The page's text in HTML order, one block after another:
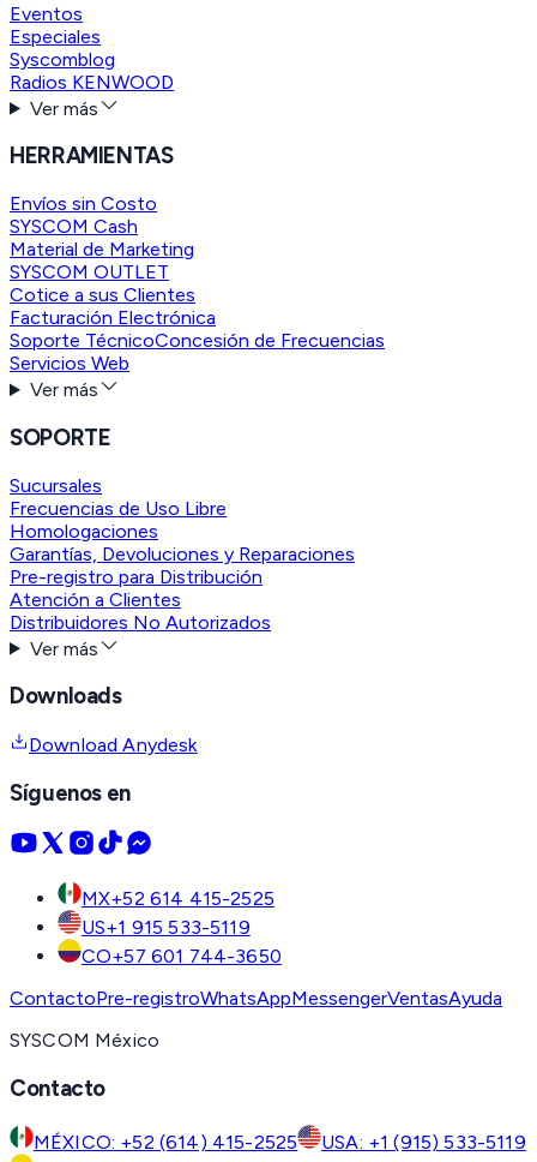
Eventos
Especiales
Syscomblog
Radios KENWOOD
Ver más
HERRAMIENTAS
Envíos sin Costo
SYSCOM Cash
Material de Marketing
SYSCOM OUTLET
Cotice a sus Clientes
Facturación Electrónica
Soporte TécnicoConcesión de Frecuencias
Servicios Web
Ver más
SOPORTE
Sucursales
Frecuencias de Uso Libre
Homologaciones
Garantías, Devoluciones y Reparaciones
Pre-registro para Distribución
Atención a Clientes
Distribuidores No Autorizados
Ver más
Downloads
Download Anydesk
Síguenos en
MX+52 614 415-2525
US+1 915 533-5119
CO+57 601 744-3650
ContactoPre-registroWhatsAppMessengerVentasAyuda
SYSCOM México
Contacto
MÉXICO: +52 (614) 415-2525
USA: +1 (915) 533-5119